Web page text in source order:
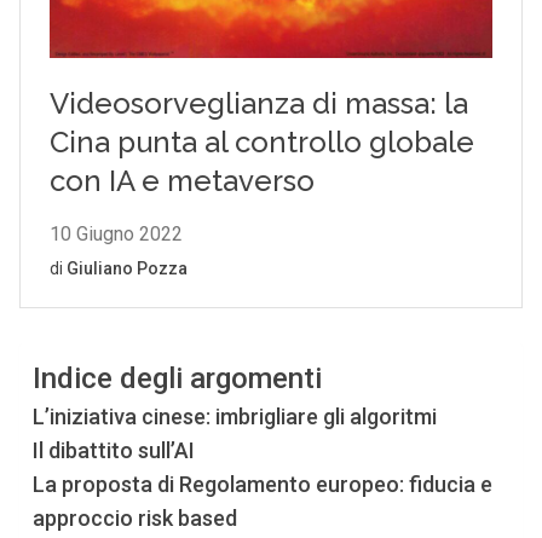
Indice degli argomenti
L’iniziativa cinese: imbrigliare gli algoritmi
Il dibattito sull’AI
La proposta di Regolamento europeo: fiducia e
approccio risk based